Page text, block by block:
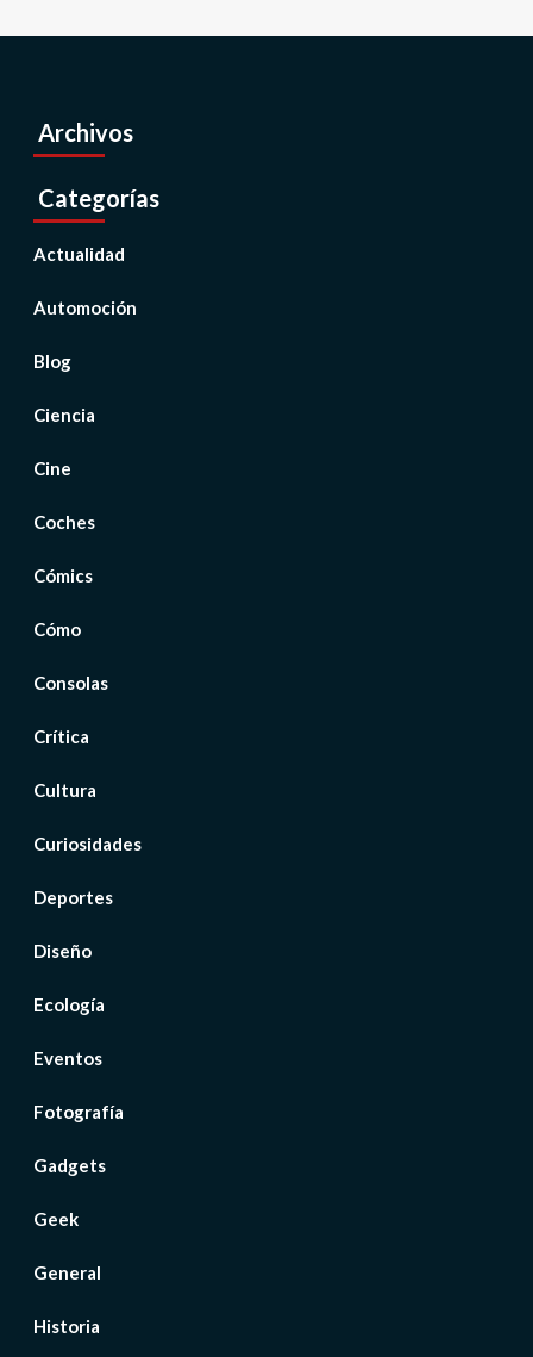
Archivos
Categorías
Actualidad
Automoción
Blog
Ciencia
Cine
Coches
Cómics
Cómo
Consolas
Crítica
Cultura
Curiosidades
Deportes
Diseño
Ecología
Eventos
Fotografía
Gadgets
Geek
General
Historia